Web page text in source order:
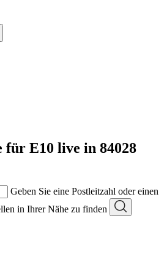
für E10 live in 84028
Geben Sie eine Postleitzahl oder einen
in Ihrer Nähe zu finden